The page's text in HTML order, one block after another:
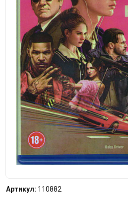
Артикул: 110882